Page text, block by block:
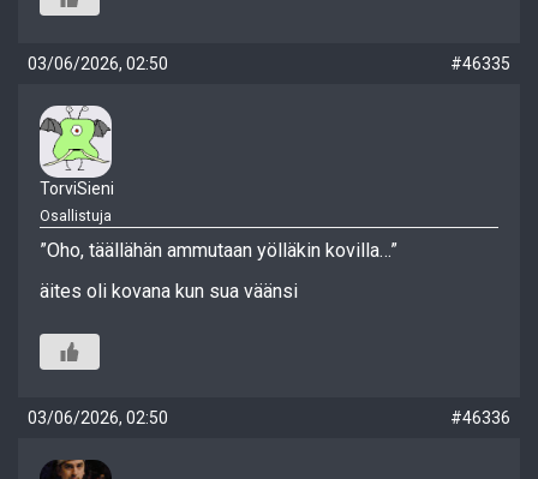
03/06/2026, 02:50 #46335
TorviSieni
Osallistuja
”Oho, täällähän ammutaan yölläkin kovilla…”
äites oli kovana kun sua väänsi
03/06/2026, 02:50 #46336